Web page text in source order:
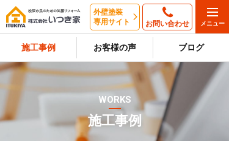
外壁塗装
専用サイト
お問い合わせ
施工事例 お客様の声 ブログ
WORKS
施工事例